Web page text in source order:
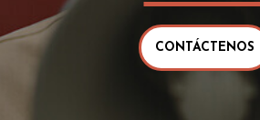
CONTÁCTENOS